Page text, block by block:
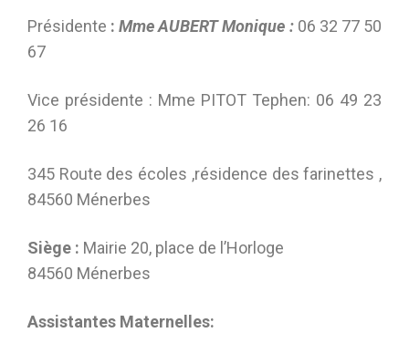
Présidente : Mme AUBERT Monique :06 32 77 50
67
Vice présidente : Mme PITOT Tephen: 06 49 23
26 16
345 Route des écoles ,résidence des farinettes ,
84560 Ménerbes
Siège : Mairie 20, place de l’Horloge
84560 Ménerbes
Assistantes Maternelles: